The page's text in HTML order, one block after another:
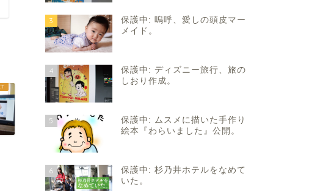
スイート2023。
2023年2月14日
サンタ出動中。
3
保護中: 嗚呼、愛しの頭皮マー
メイド。
4
保護中: ディズニー旅行、旅の
しおり作成。
5
保護中: ムスメに描いた手作り
絵本『わらいました』公開。
6
保護中: 杉乃井ホテルをなめて
いた。